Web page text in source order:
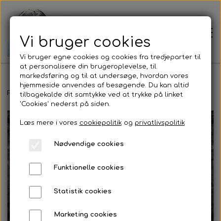
Forside
Prisliste
Jordens bevægelser
Forside Workshops - Meditationer - Healing En indre rejse
Vi bruger cookies
Vi bruger egne cookies og cookies fra tredjeparter til
at personalisere din brugeroplevelse, til
markedsføring og til at undersøge, hvordan vores
hjemmeside anvendes af besøgende. Du kan altid
tilbagekalde dit samtykke ved at trykke på linket
'Cookies' nederst på siden.
Læs mere i vores cookiepolitikog privatlivspolitik
Nødvendige cookies
Funktionelle cookies
Statistik cookies
Marketing cookies